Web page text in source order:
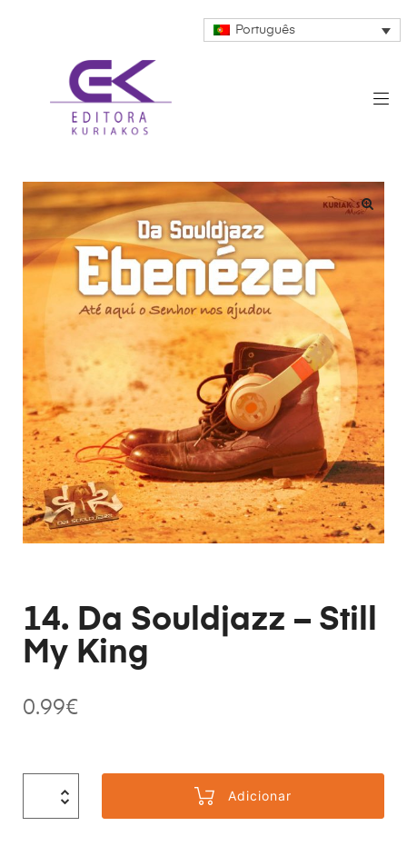
Português
14. Da Souldjazz – Still
My King
0.99€
Adicionar